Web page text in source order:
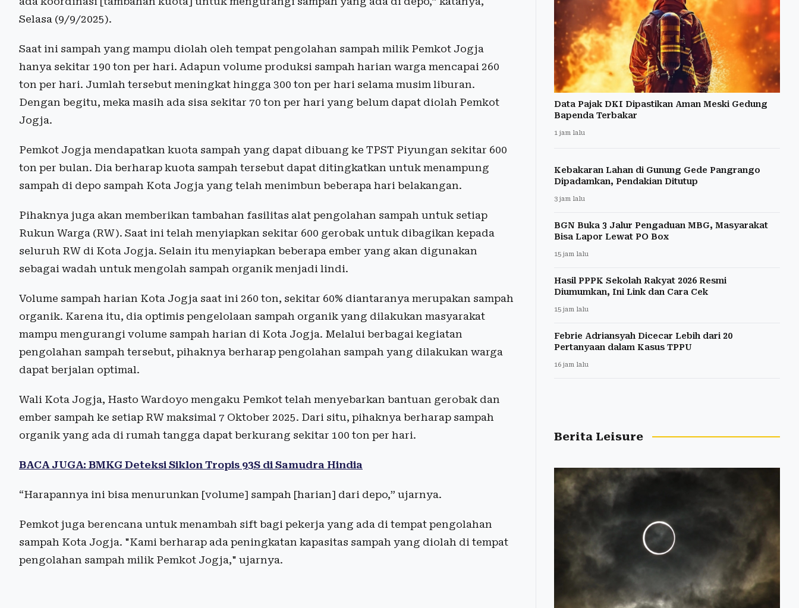
Selasa (9/9/2025).
Saat ini sampah yang mampu diolah oleh tempat pengolahan sampah milik Pemkot Jogja
hanya sekitar 190 ton per hari. Adapun volume produksi sampah harian warga mencapai 260
ton per hari. Jumlah tersebut meningkat hingga 300 ton per hari selama musim liburan.
Dengan begitu, meka masih ada sisa sekitar 70 ton per hari yang belum dapat diolah Pemkot
Jogja.
Pemkot Jogja mendapatkan kuota sampah yang dapat dibuang ke TPST Piyungan sekitar 600
ton per bulan. Dia berharap kuota sampah tersebut dapat ditingkatkan untuk menampung
sampah di depo sampah Kota Jogja yang telah menimbun beberapa hari belakangan.
Pihaknya juga akan memberikan tambahan fasilitas alat pengolahan sampah untuk setiap
Rukun Warga (RW). Saat ini telah menyiapkan sekitar 600 gerobak untuk dibagikan kepada
seluruh RW di Kota Jogja. Selain itu menyiapkan beberapa ember yang akan digunakan
sebagai wadah untuk mengolah sampah organik menjadi lindi.
Volume sampah harian Kota Jogja saat ini 260 ton, sekitar 60% diantaranya merupakan sampah
organik. Karena itu, dia optimis pengelolaan sampah organik yang dilakukan masyarakat
mampu mengurangi volume sampah harian di Kota Jogja. Melalui berbagai kegiatan
pengolahan sampah tersebut, pihaknya berharap pengolahan sampah yang dilakukan warga
dapat berjalan optimal.
Wali Kota Jogja, Hasto Wardoyo mengaku Pemkot telah menyebarkan bantuan gerobak dan
ember sampah ke setiap RW maksimal 7 Oktober 2025. Dari situ, pihaknya berharap sampah
organik yang ada di rumah tangga dapat berkurang sekitar 100 ton per hari.
BACA JUGA: BMKG Deteksi Siklon Tropis 93S di Samudra Hindia
“Harapannya ini bisa menurunkan [volume] sampah [harian] dari depo,” ujarnya.
Pemkot juga berencana untuk menambah sift bagi pekerja yang ada di tempat pengolahan
sampah Kota Jogja. "Kami berharap ada peningkatan kapasitas sampah yang diolah di tempat
pengolahan sampah milik Pemkot Jogja," ujarnya.
Data Pajak DKI Dipastikan Aman Meski Gedung
Bapenda Terbakar
1 jam lalu
Kebakaran Lahan di Gunung Gede Pangrango
Dipadamkan, Pendakian Ditutup
3 jam lalu
BGN Buka 3 Jalur Pengaduan MBG, Masyarakat
Bisa Lapor Lewat PO Box
15 jam lalu
Hasil PPPK Sekolah Rakyat 2026 Resmi
Diumumkan, Ini Link dan Cara Cek
15 jam lalu
Febrie Adriansyah Dicecar Lebih dari 20
Pertanyaan dalam Kasus TPPU
16 jam lalu
Berita Leisure